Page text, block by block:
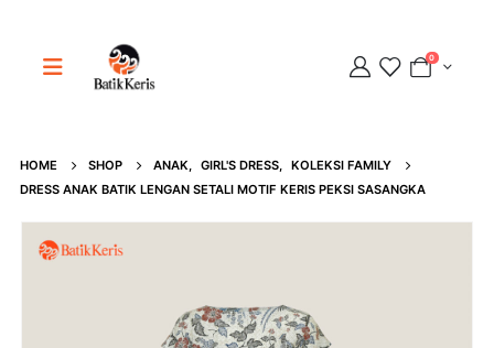
0
HOME SHOP ANAK, GIRL'S DRESS, KOLEKSI FAMILY
DRESS ANAK BATIK LENGAN SETALI MOTIF KERIS PEKSI SASANGKA
Adipati
Online